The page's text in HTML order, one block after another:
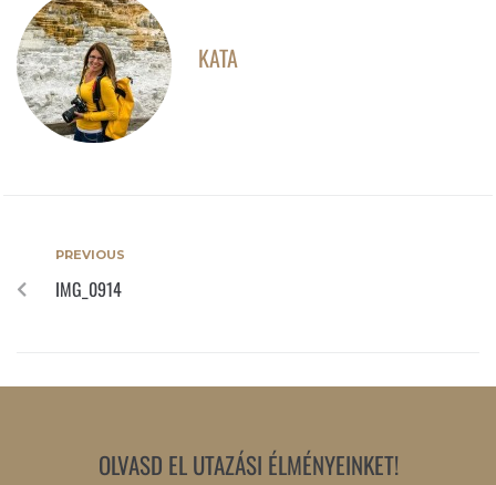
KATA
PREVIOUS
IMG_0914
OLVASD EL UTAZÁSI ÉLMÉNYEINKET!